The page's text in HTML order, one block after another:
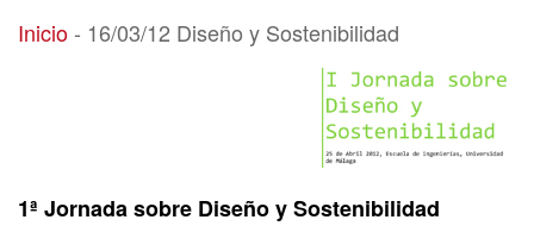
16/03/12 Diseño y Sostenibilidad
Inicio- 16/03/12 Diseño y Sostenibilidad
1ª Jornada sobre Diseño y Sostenibilidad